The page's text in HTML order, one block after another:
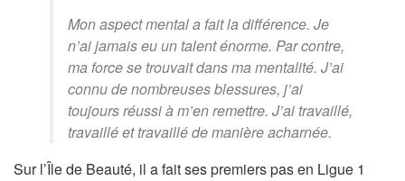
Mon aspect mental a fait la différence. Je
n’ai jamais eu un talent énorme. Par contre,
ma force se trouvait dans ma mentalité. J’ai
connu de nombreuses blessures, j’ai
toujours réussi à m’en remettre. J’ai travaillé,
travaillé et travaillé de manière acharnée.
Sur l’Île de Beauté, il a fait ses premiers pas en Ligue 1